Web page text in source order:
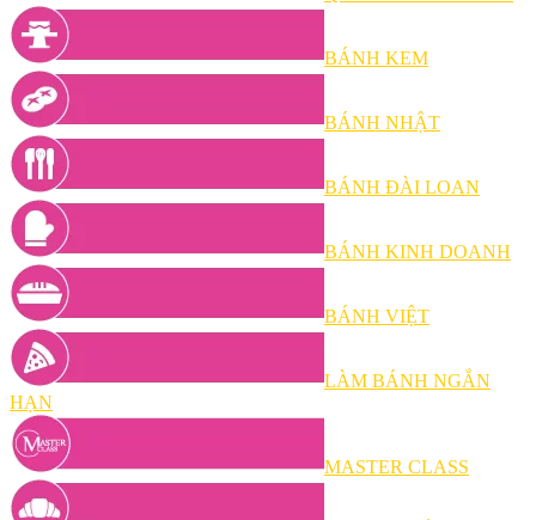
BÁNH KEM
BÁNH NHẬT
BÁNH ĐÀI LOAN
BÁNH KINH DOANH
BÁNH VIỆT
LÀM BÁNH NGẮN
HẠN
MASTER CLASS